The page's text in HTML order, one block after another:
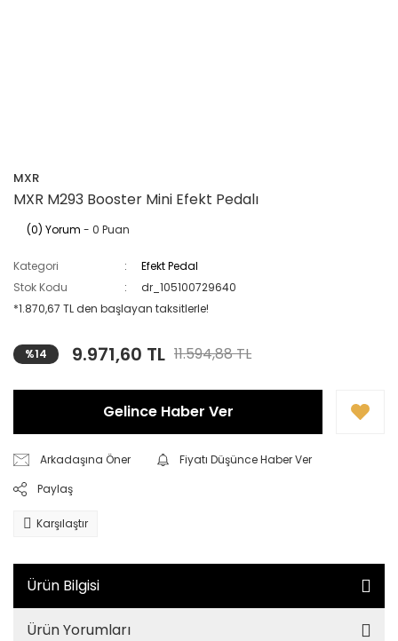
MXR
MXR M293 Booster Mini Efekt Pedalı
(0) Yorum - 0 Puan
Kategori
Efekt Pedal
Stok Kodu
dr_105100729640
*1.870,67 TL den başlayan taksitlerle!
%14 9.971,60 TL 11.594,88 TL
Gelince Haber Ver
Arkadaşına Öner
Fiyatı Düşünce Haber Ver
Paylaş
Karşılaştır
Ürün Bilgisi
Ürün Yorumları